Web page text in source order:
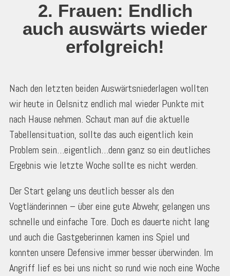
2. Frauen: Endlich
auch auswärts wieder
erfolgreich!
Nach den letzten beiden Auswärtsniederlagen wollten
wir heute in Oelsnitz endlich mal wieder Punkte mit
nach Hause nehmen. Schaut man auf die aktuelle
Tabellensituation, sollte das auch eigentlich kein
Problem sein…eigentlich…denn ganz so ein deutliches
Ergebnis wie letzte Woche sollte es nicht werden.
Der Start gelang uns deutlich besser als den
Vogtländerinnen – über eine gute Abwehr, gelangen uns
schnelle und einfache Tore. Doch es dauerte nicht lang
und auch die Gastgeberinnen kamen ins Spiel und
konnten unsere Defensive immer besser überwinden. Im
Angriff lief es bei uns nicht so rund wie noch eine Woche